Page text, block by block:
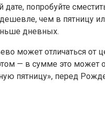
попробуйте
чем в пятницу
дневных.
может отличаться
— в сумме это может
пятницу», перед